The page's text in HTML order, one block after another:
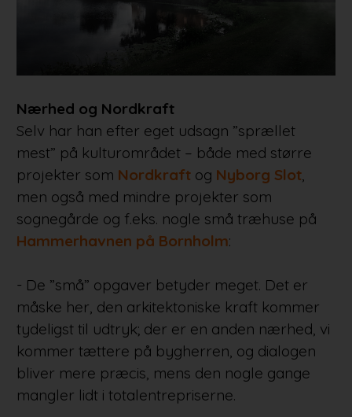
Nærhed og Nordkraft
Selv har han efter eget udsagn ”sprællet
mest” på kulturområdet – både med større
projekter som Nordkraftog Nyborg Slot,
men også med mindre projekter som
sognegårde og f.eks. nogle små træhuse på
Hammerhavnen på Bornholm:
- De ”små” opgaver betyder meget. Det er
måske her, den arkitektoniske kraft kommer
tydeligst til udtryk; der er en anden nærhed, vi
kommer tættere på bygherren, og dialogen
bliver mere præcis, mens den nogle gange
mangler lidt i totalentrepriserne.